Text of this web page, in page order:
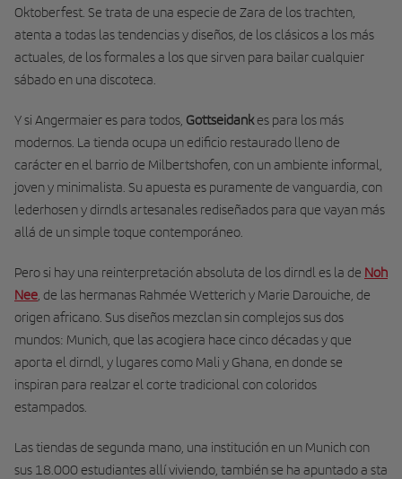
Oktoberfest. Se trata de una especie de Zara de los trachten,
atenta a todas las tendencias y diseños, de los clásicos a los más
actuales, de los formales a los que sirven para bailar cualquier
sábado en una discoteca.
Y si Angermaier es para todos, Gottseidankes para los más
modernos. La tienda ocupa un edificio restaurado lleno de
carácter en el barrio de Milbertshofen, con un ambiente informal,
joven y minimalista. Su apuesta es puramente de vanguardia, con
lederhosen y dirndls artesanales rediseñados para que vayan más
allá de un simple toque contemporáneo.
Pero si hay una reinterpretación absoluta de los dirndl es la de Noh
Nee, de las hermanas Rahmée Wetterich y Marie Darouiche, de
origen africano. Sus diseños mezclan sin complejos sus dos
mundos: Munich, que las acogiera hace cinco décadas y que
aporta el dirndl, y lugares como Mali y Ghana, en donde se
inspiran para realzar el corte tradicional con coloridos
estampados.
Las tiendas de segunda mano, una institución en un Munich con
sus 18.000 estudiantes allí viviendo, también se ha apuntado a sta